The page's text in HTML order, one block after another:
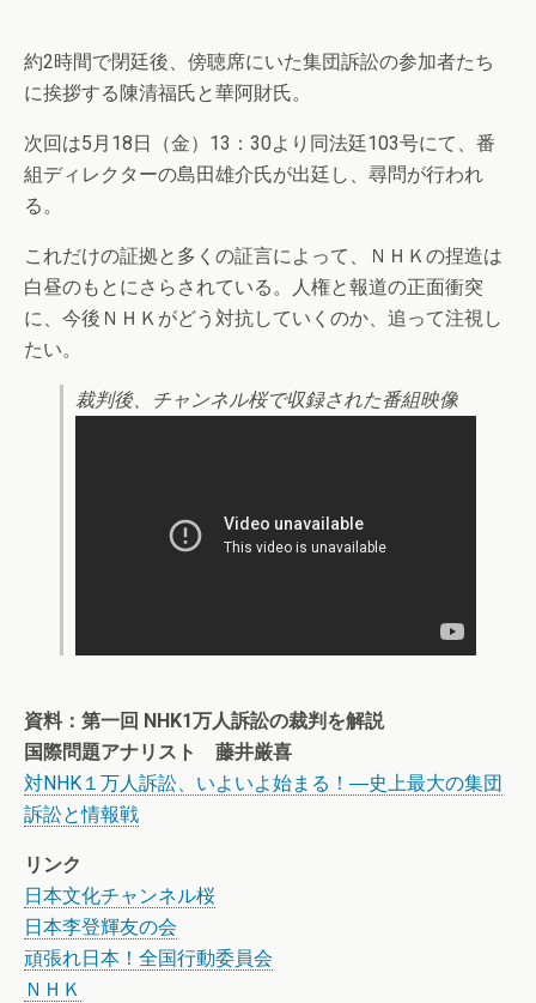
約2時間で閉廷後、傍聴席にいた集団訴訟の参加者たち
に挨拶する陳清福氏と華阿財氏。
次回は5月18日（金）13：30より同法廷103号にて、番
組ディレクターの島田雄介氏が出廷し、尋問が行われ
る。
これだけの証拠と多くの証言によって、ＮＨＫの捏造は
白昼のもとにさらされている。人権と報道の正面衝突
に、今後ＮＨＫがどう対抗していくのか、追って注視し
たい。
裁判後、チャンネル桜で収録された番組映像
資料：第一回 NHK1万人訴訟の裁判を解説
国際問題アナリスト 藤井厳喜
対NHK１万人訴訟、いよいよ始まる！―史上最大の集団
訴訟と情報戦
リンク
日本文化チャンネル桜
日本李登輝友の会
頑張れ日本！全国行動委員会
ＮＨＫ